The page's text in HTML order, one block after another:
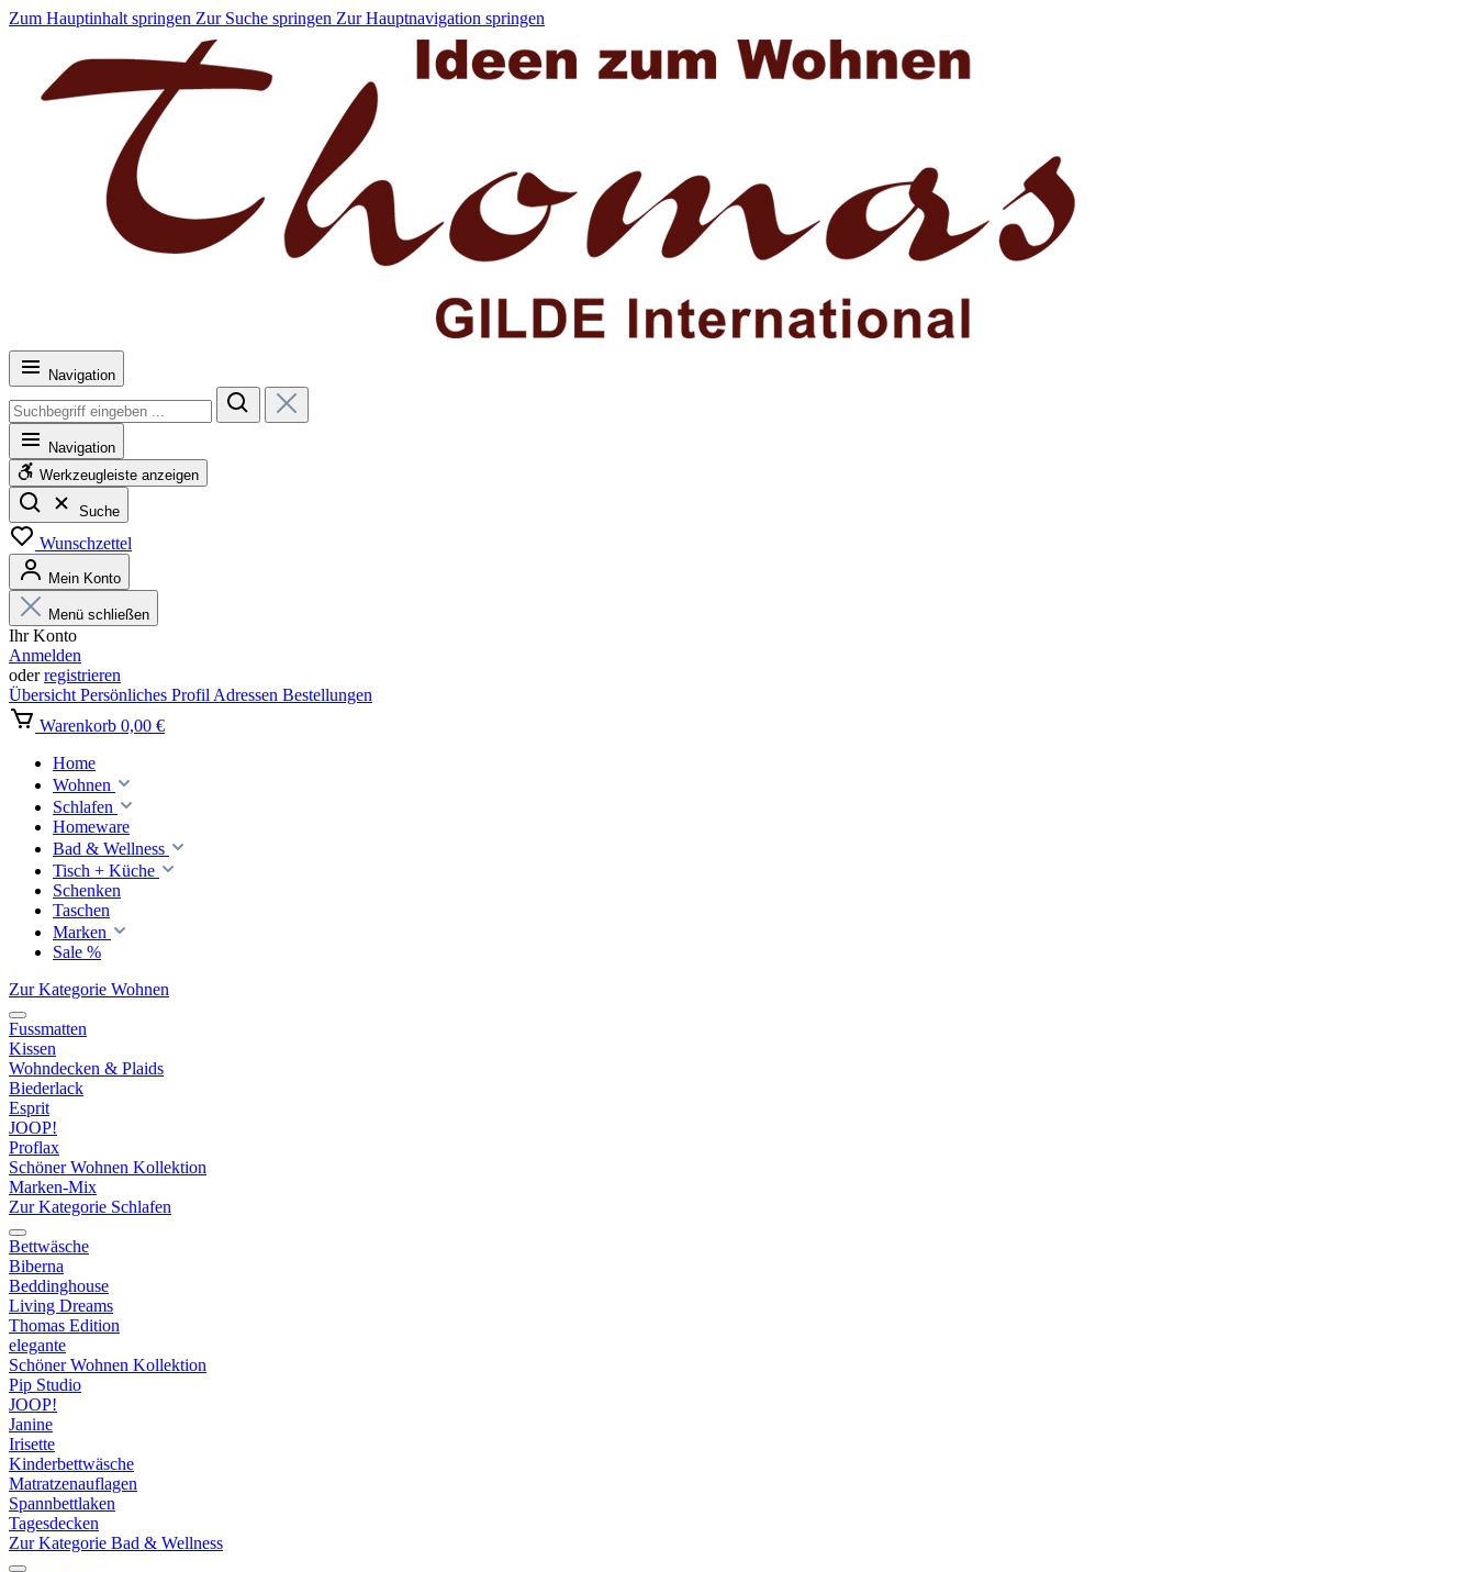
Zum Hauptinhalt springen Zur Suche springen Zur Hauptnavigation springen
Navigation
Navigation
Werkzeugleiste anzeigen
Suche
Wunschzettel
Mein Konto
Menü schließen
Ihr Konto
Anmelden
oderregistrieren
Übersicht Persönliches Profil Adressen Bestellungen
Warenkorb 0,00 €
Home
Wohnen
Schlafen
Homeware
Bad & Wellness
Tisch + Küche
Schenken
Taschen
Marken
Sale %
Zur Kategorie Wohnen
Fussmatten
Kissen
Wohndecken & Plaids
Biederlack
Esprit
JOOP!
Proflax
Schöner Wohnen Kollektion
Marken-Mix
Zur Kategorie Schlafen
Bettwäsche
Biberna
Beddinghouse
Living Dreams
Thomas Edition
elegante
Schöner Wohnen Kollektion
Pip Studio
JOOP!
Janine
Irisette
Kinderbettwäsche
Matratzenauflagen
Spannbettlaken
Tagesdecken
Zur Kategorie Bad & Wellness